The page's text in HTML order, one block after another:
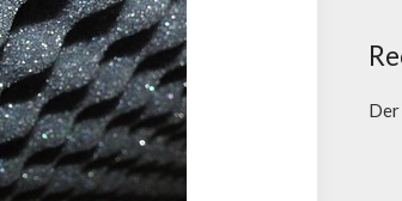
Der